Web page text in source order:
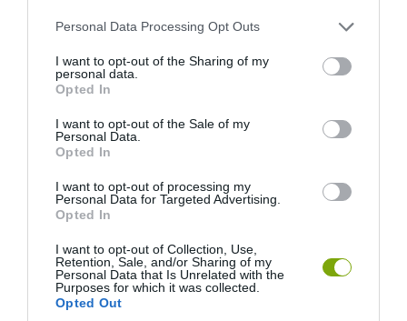
Please note that this website/app uses one or more Google
not limited to your visit or usage behaviour. You may click to
grant or deny consent to Google and its third-party tags to
use your data for below specified purposes in below Google
consent section.
Personal Data Processing Opt Outs
I want to opt-out of the Sharing of my
personal data.
Opted In
I want to opt-out of the Sale of my
Personal Data.
Opted In
I want to opt-out of processing my
Personal Data for Targeted Advertising.
Opted In
I want to opt-out of Collection, Use,
Retention, Sale, and/or Sharing of my
Personal Data that Is Unrelated with the
Purposes for which it was collected.
Opted Out
Fotó: Sweetology101
Csak egy kis keverés és sülhetnek is a palacsinták